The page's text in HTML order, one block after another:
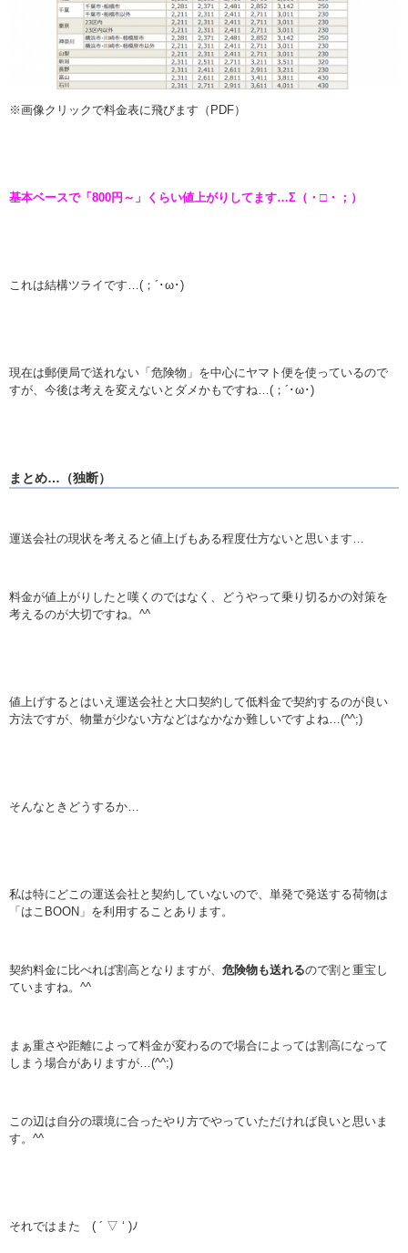
※画像クリックで料金表に飛びます（PDF）
基本ベースで「800円～」くらい値上がりしてます…Σ（・□・；）
これは結構ツライです…(；´･ω･)
現在は郵便局で送れない「危険物」を中心にヤマト便を使っているので
すが、今後は考えを変えないとダメかもですね…(；´･ω･)
まとめ…（独断）
運送会社の現状を考えると値上げもある程度仕方ないと思います…
料金が値上がりしたと嘆くのではなく、どうやって乗り切るかの対策を
考えるのが大切ですね。^^
値上げするとはいえ運送会社と大口契約して低料金で契約するのが良い
方法ですが、物量が少ない方などはなかなか難しいですよね…(^^;)
そんなときどうするか…
私は特にどこの運送会社と契約していないので、単発で発送する荷物は
「はこBOON」を利用することあります。
契約料金に比べれば割高となりますが、 危険物も送れるので割と重宝し
ていますね。^^
まぁ重さや距離によって料金が変わるので場合によっては割高になって
しまう場合がありますが…(^^;)
この辺は自分の環境に合ったやり方でやっていただければ良いと思いま
す。^^
それではまた ( ´ ▽ ‘ )ﾉ